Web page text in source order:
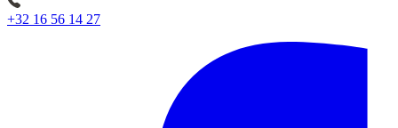
+32 16 56 14 27